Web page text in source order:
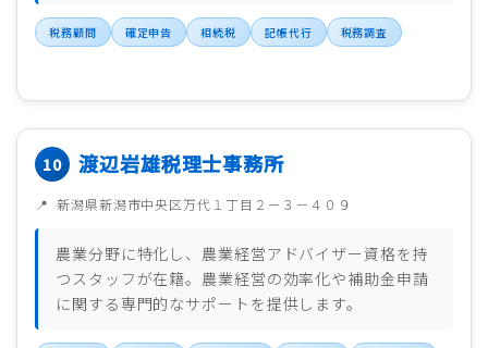
税務顧問 確定申告 相続税 記帳代行 税務調査
渡辺岩雄税理士事務所
新潟県新潟市中央区万代１丁目２－３－４０９
農業分野に特化し、農業経営アドバイザー資格を持
つスタッフが在籍。農業経営の効率化や補助金申請
に関する専門的なサポートを提供します。